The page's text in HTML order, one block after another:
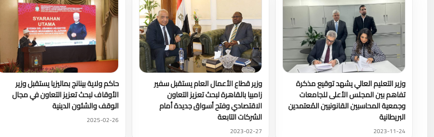
وزير التعليم العالي يشهد توقيع مذكرة
تفاهم بين المجلس الأعلى للجامعات
وجمعية المحاسبين القانونيين المُعتمدين
البريطانية
2023-11-24
وزير قطاع الأعمال العام يستقبل سفير
زامبيا بالقاهرة لبحث تعزيز التعاون
الاقتصادي وفتح أسواق جديدة أمام
الشركات التابعة
2023-02-27
حاكم ولاية بينانج بماليزيا يستقبل وزير
الأوقاف لبحث تعزيز التعاون في مجال
الوقف والشئون الدينية
2025-02-26